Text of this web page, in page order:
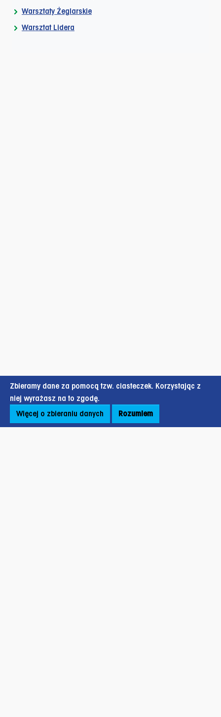
Warsztaty Żeglarskie
Warsztat Lidera
Zbieramy dane za pomocą tzw. ciasteczek. Korzystając z
niej wyrażasz na to zgodę.
Więcej o zbieraniu danych
Rozumiem